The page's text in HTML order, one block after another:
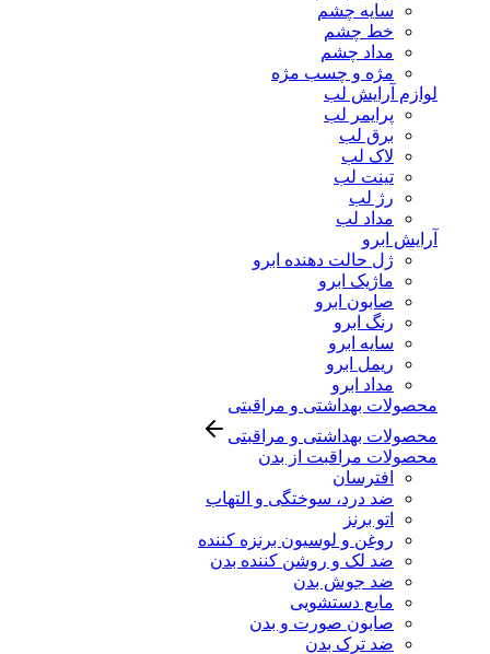
سایه چشم
خط چشم
مداد چشم
مژه و چسب مژه
لوازم آرایش لب
پرایمر لب
برق لب
لاک لب
تینت لب
رژ لب
مداد لب
آرایش ابرو
ژل حالت دهنده ابرو
ماژیک ابرو
صابون ابرو
رنگ ابرو
سایه ابرو
ریمل ابرو
مداد ابرو
محصولات بهداشتی و مراقبتی
محصولات بهداشتی و مراقبتی
محصولات مراقبت از بدن
افترسان
ضد درد، سوختگی و التهاب
اتو برنز
روغن و لوسیون برنزه کننده
ضد لک و روشن کننده بدن
ضد جوش بدن
مایع دستشویی
صابون صورت و بدن
ضد ترک بدن